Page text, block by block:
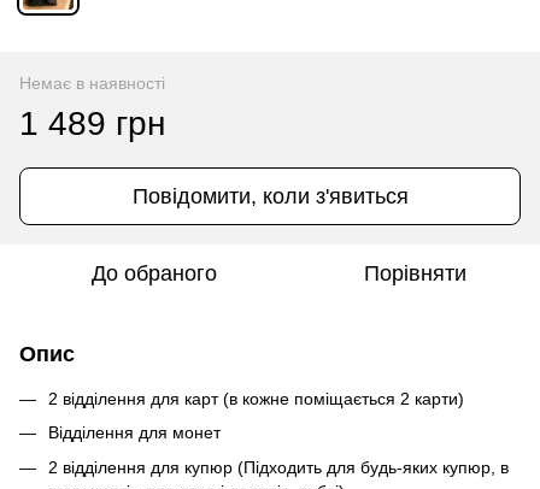
Немає в наявності
1 489 грн
Повідомити, коли з'явиться
До обраного Порівняти
Опис
2 відділення для карт (в кожне поміщається 2 карти)
Відділення для монет
2 відділення для купюр (Підходить для будь-яких купюр, в